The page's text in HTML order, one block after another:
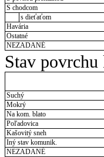
S chodcom
s dieťaťom
Havária
Ostatné
NEZADANÉ
Stav
Suchý
Mokrý
Na kom. blato
Poľadovica
Kašovitý sneh
Iný stav komunik.
NEZADANÉ